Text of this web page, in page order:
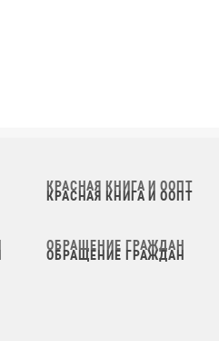
КРАСНАЯ КНИГА И ООПТ
ОБРАЩЕНИЕ ГРАЖДАН